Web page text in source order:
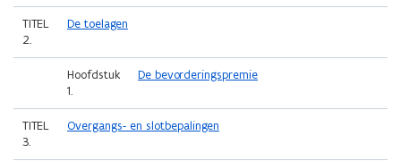
vóór
juni
TITEL
2.
De toelagen
Hoofdstuk
1.
De bevorderingspremie
TITEL
3.
Overgangs- en slotbepalingen